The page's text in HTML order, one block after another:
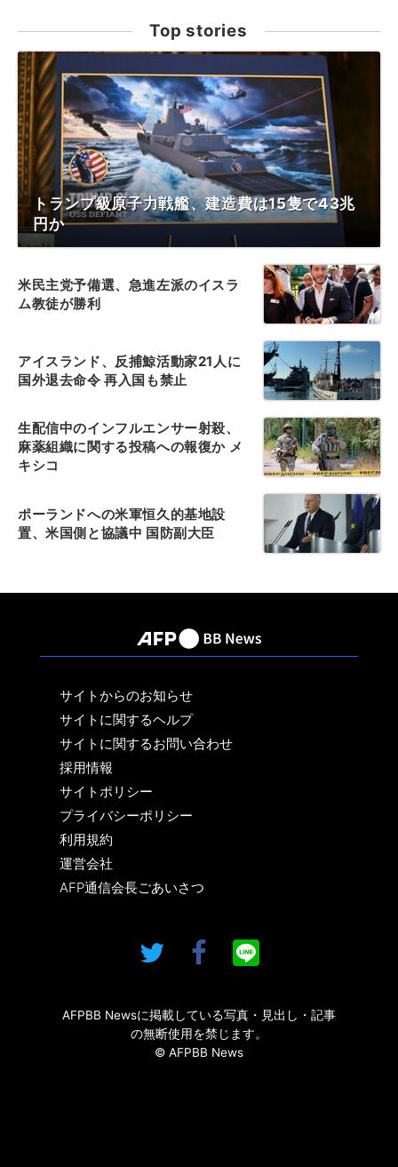
Top stories
トランプ級原子力戦艦、建造費は15隻で43兆
円か
米民主党予備選、急進左派のイスラ
ム教徒が勝利
アイスランド、反捕鯨活動家21人に
国外退去命令 再入国も禁止
生配信中のインフルエンサー射殺、
麻薬組織に関する投稿への報復か メ
キシコ
ポーランドへの米軍恒久的基地設
置、米国側と協議中 国防副大臣
サイトからのお知らせ
サイトに関するヘルプ
サイトに関するお問い合わせ
採用情報
サイトポリシー
プライバシーポリシー
利用規約
運営会社
AFP通信会長ごあいさつ
AFPBB Newsに掲載している写真・見出し・記事
の無断使用を禁じます。
© AFPBB News